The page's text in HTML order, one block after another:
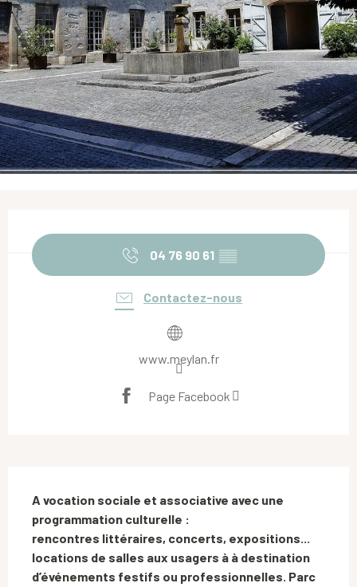
04 76 90 61 ▒▒
Contactez-nous
www.meylan.fr
Page Facebook
A vocation sociale et associative avec une
programmation culturelle :
rencontres littéraires, concerts, expositions...
locations de salles aux usagers à à destination
d’événements festifs ou professionnelles. Parc